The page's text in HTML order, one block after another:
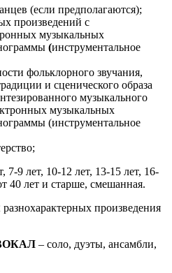
(если предполагаются);
произведений с
музыкальных
(инструментальное
фольклорного звучания,
и сценического образа
музыкального
музыкальных
(инструментальное
9 лет, 10-12 лет, 13-15 лет, 16-
40 лет и старше, смешанная.
произведения
– соло, дуэты, ансамбли,